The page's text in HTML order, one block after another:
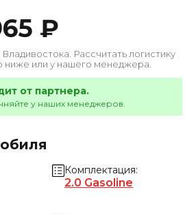
₽
Владивостока. Рассчитать логистику
ниже или у нашего менеджера.
от партнера.
у наших менеджеров.
Комплектация
2.0 Gasoline